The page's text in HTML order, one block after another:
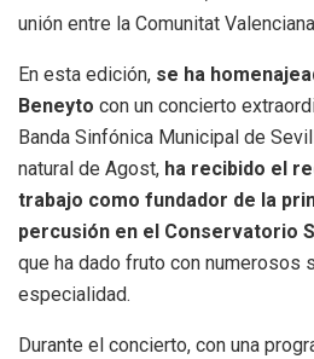
unión entre la Comunitat
En esta edición, se ha
Beneyto con un concierto
Banda Sinfónica Municipal de
natural de Agost, ha recibido el
trabajo como fundador de la
percusión en el Conservatorio
que ha dado fruto con numerosos
especialidad.
Durante el concierto, con una